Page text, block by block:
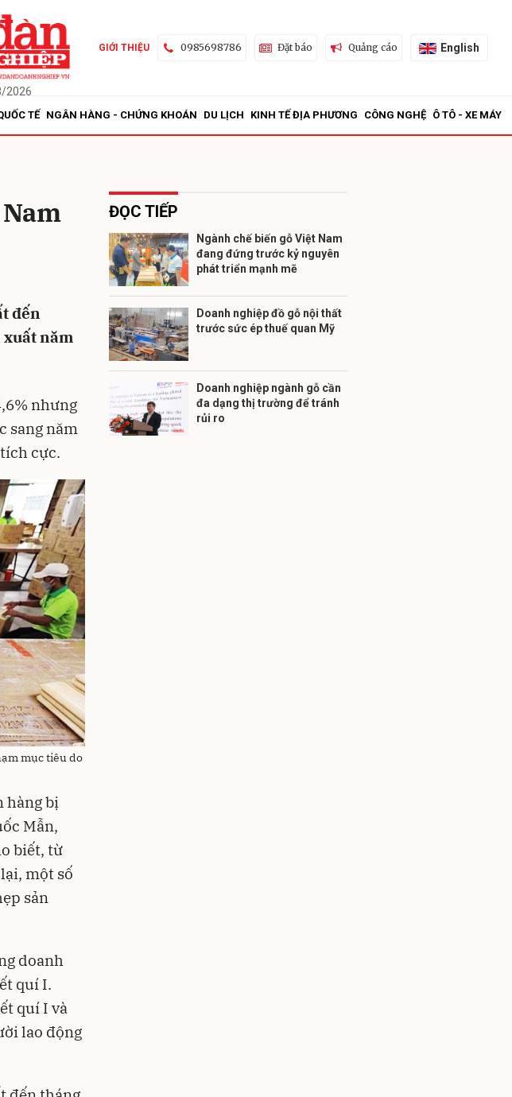
2026
GIỚI THIỆU 0985698786 Đặt báo Quảng cáo English
TẾ NGÂN HÀNG - CHỨNG KHOÁN DU LỊCH KINH TẾ ĐỊA PHƯƠNG CÔNG NGHỆ Ô TÔ - XE MÁY
đến
xuất năm
nhưng
sang năm
cực.
mục tiêu do
hàng bị
Mẫn,
biết, từ
một số
sản
doanh
quí I.
quí I và
lao động
ĐỌC TIẾP
Ngành chế biến gỗ Việt Nam
đang đứng trước kỷ nguyên
phát triển mạnh mẽ
Doanh nghiệp đồ gỗ nội thất
trước sức ép thuế quan Mỹ
Doanh nghiệp ngành gỗ cần
đa dạng thị trường để tránh
rủi ro
Gửi